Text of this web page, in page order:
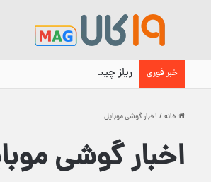
خبر فوری ریلز چیست؟ معنی ریلز
خانه / اخبار گوشی موبایل
اخبار گوشی